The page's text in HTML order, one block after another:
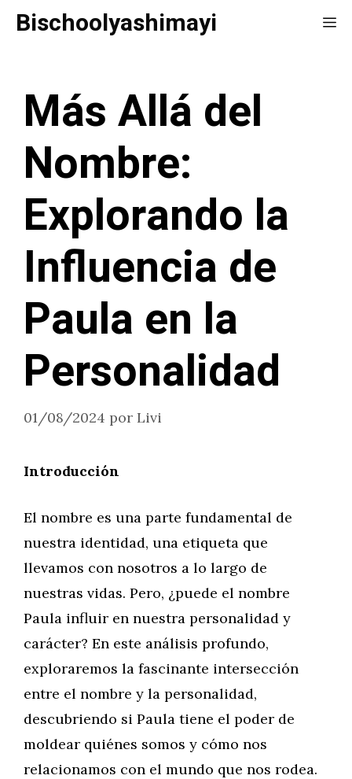
SaltarBischoolyashimayi
Más Allá del
Nombre:
Explorando la
Influencia de
Paula en la
Personalidad
01/08/2024 por Livi
Introducción
El nombre es una parte fundamental de
nuestra identidad, una etiqueta que
llevamos con nosotros a lo largo de
nuestras vidas. Pero, ¿puede el nombre
Paula influir en nuestra personalidad y
carácter? En este análisis profundo,
exploraremos la fascinante intersección
entre el nombre y la personalidad,
descubriendo si Paula tiene el poder de
moldear quiénes somos y cómo nos
relacionamos con el mundo que nos rodea.